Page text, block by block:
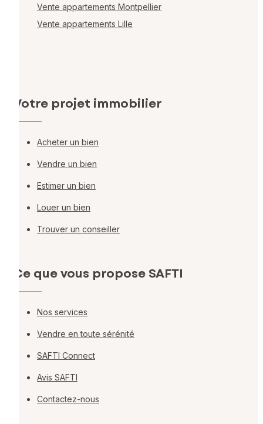
Vente appartements Montpellier
Vente appartements Lille
Votre projet immobilier
Acheter un bien
Vendre un bien
Estimer un bien
Louer un bien
Trouver un conseiller
Ce que vous propose SAFTI
Nos services
Vendre en toute sérénité
SAFTI Connect
Avis SAFTI
Contactez-nous